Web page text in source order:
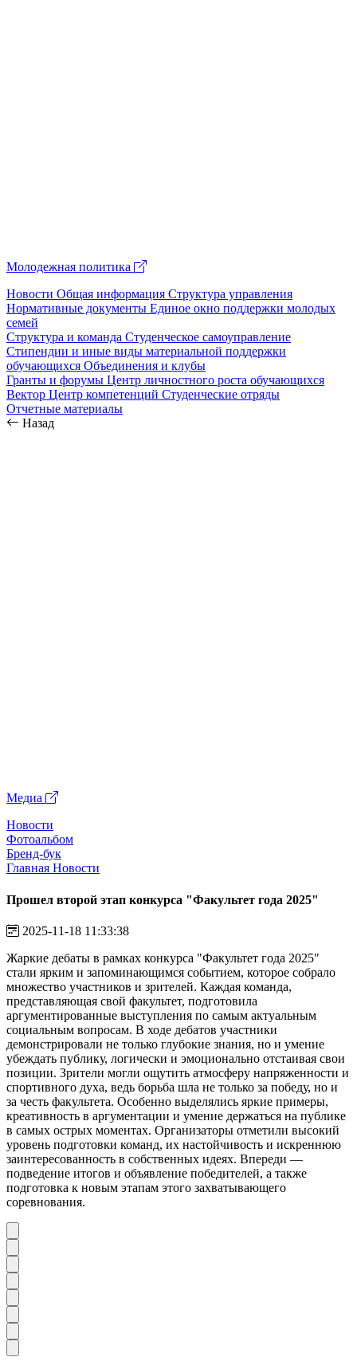
Молодежная политика
Новости Общая информация Структура управления
Нормативные документы Единое окно поддержки молодых
семей
Структура и команда Студенческое самоуправление
Стипендии и иные виды материальной поддержки
обучающихся Объединения и клубы
Гранты и форумы Центр личностного роста обучающихся
Вектор Центр компетенций Студенческие отряды
Отчетные материалы
Назад
Медиа
Новости
Фотоальбом
Бренд-бук
Главная Новости
Прошел второй этап конкурса "Факультет года 2025"
2025-11-18 11:33:38
Жаркие дебаты в рамках конкурса "Факультет года 2025"
стали ярким и запоминающимся событием, которое собрало
множество участников и зрителей. Каждая команда,
представляющая свой факультет, подготовила
аргументированные выступления по самым актуальным
социальным вопросам. В ходе дебатов участники
демонстрировали не только глубокие знания, но и умение
убеждать публику, логически и эмоционально отстаивая свои
позиции. Зрители могли ощутить атмосферу напряженности и
спортивного духа, ведь борьба шла не только за победу, но и
за честь факультета. Особенно выделялись яркие примеры,
креативность в аргументации и умение держаться на публике
в самых острых моментах. Организаторы отметили высокий
уровень подготовки команд, их настойчивость и искреннюю
заинтересованность в собственных идеях. Впереди —
подведение итогов и объявление победителей, а также
подготовка к новым этапам этого захватывающего
соревнования.